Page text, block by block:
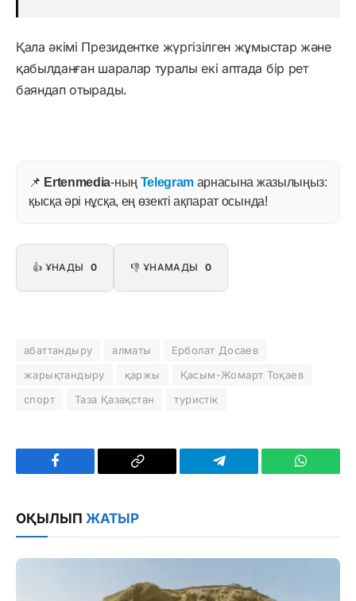
Қала әкімі Президентке жүргізілген жұмыстар және
қабылданған шаралар туралы екі аптада бір рет
баяндап отырады.
📌 Ertenmedia-ның Telegram арнасына жазылыңыз:
қысқа әрі нұсқа, ең өзекті ақпарат осында!
👍 ҰНАДЫ 0 👎 ҰНАМАДЫ 0
абаттандыру алматы
Ерболат Досаев
жарықтандыру
қаржы
Қасым-Жомарт Тоқаев
спорт
Таза Қазақстан туристік
Facebook
Copy
Telegram
ОҚЫЛЫП ЖАТЫР